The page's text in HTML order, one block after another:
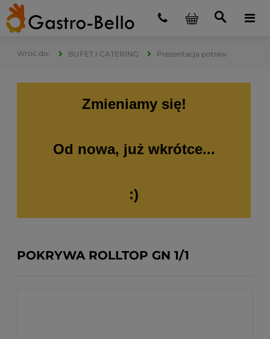
BUFET I CATERING Prezentacja potraw
Zmieniamy się!
Od nowa, już wkrótce...
:)
POKRYWA ROLLTOP GN 1/1